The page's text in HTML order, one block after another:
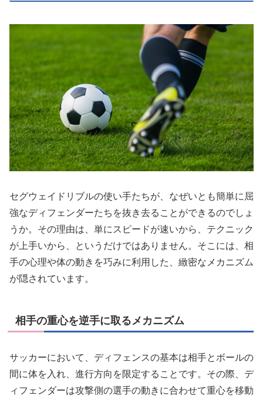
セグウェイドリブルの使い手たちが、なぜいとも簡単に屈
強なディフェンダーたちを抜き去ることができるのでしょ
うか。その理由は、単にスピードが速いから、テクニック
が上手いから、というだけではありません。そこには、相
手の心理や体の動きを巧みに利用した、緻密なメカニズム
が隠されています。
相手の重心を逆手に取るメカニズム
サッカーにおいて、ディフェンスの基本は相手とボールの
間に体を入れ、進行方向を限定することです。その際、デ
ィフェンダーは攻撃側の選手の動きに合わせて重心を移動